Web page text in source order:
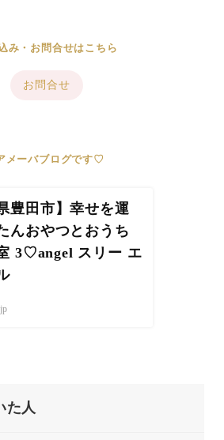
み・お問合せはこちら
お問合せ
メーバブログです♡
豊田市】幸せを運
んおやつとおうち
3♡angel スリー エ
た人